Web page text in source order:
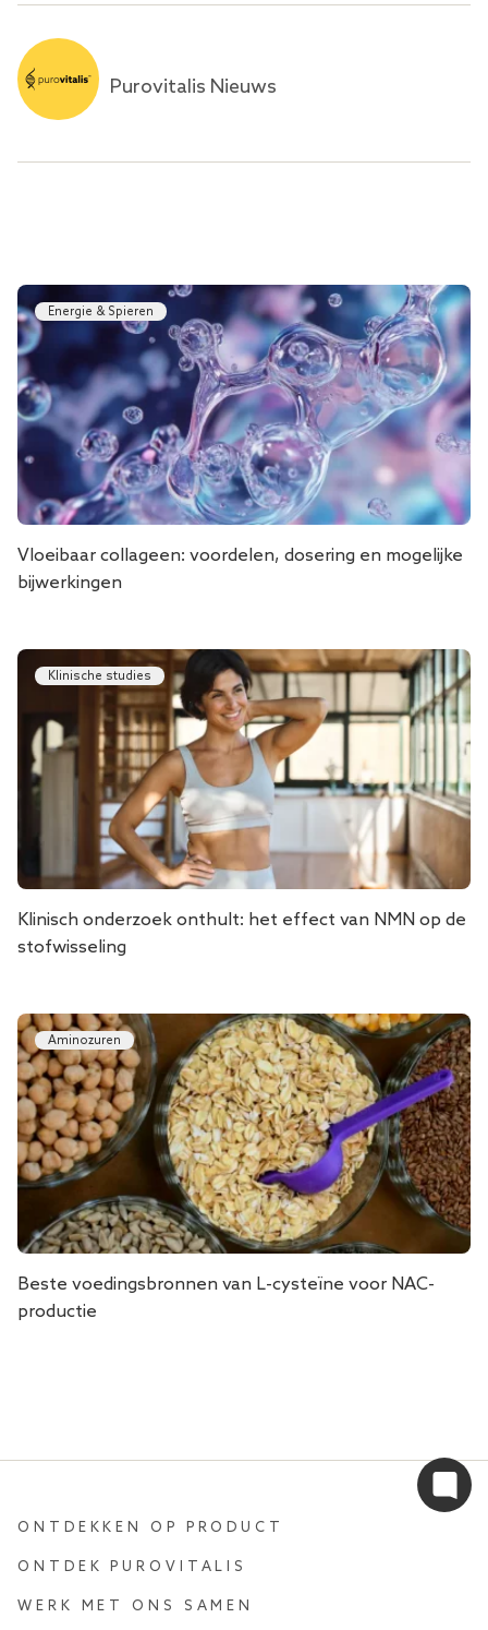
Purovitalis Nieuws
Energie & Spieren
Vloeibaar collageen: voordelen, dosering en mogelijke
bijwerkingen
Klinische studies
Klinisch onderzoek onthult: het effect van NMN op de
stofwisseling
Aminozuren
Beste voedingsbronnen van L-cysteïne voor NAC-
productie
ONTDEKKEN OP PRODUCT
ONTDEK PUROVITALIS
WERK MET ONS SAMEN